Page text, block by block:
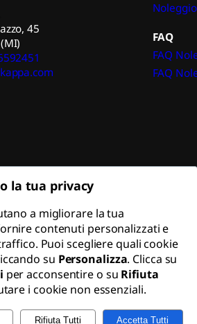
45
FAQ
FAQ
FAQ
SDKappa S.r.l. | Sede Legale: Via Paolo
la tua privacy
a migliorare la tua
contenuti personalizzati e
Puoi scegliere quali cookie
su Personalizza. Clicca su
per acconsentire o su Rifiuta
i cookie non essenziali.
Rifiuta Tutti Accetta Tutti